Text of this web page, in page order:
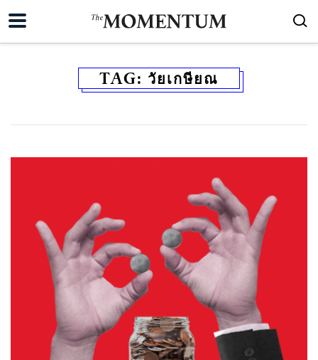
TAG: วัยเกษียณ